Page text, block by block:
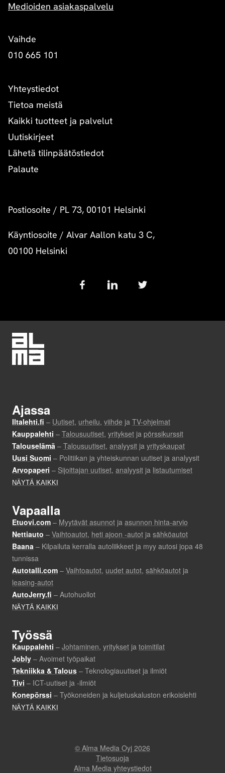
Medioiden asiakaspalvelu
Vaihde
010 665 101
Yhteystiedot
Tietoa meistä
Kaikki tuotteet ja palvelut
Uutiskirjeet
Lähetä tilinpäätöstiedot
Palaute
Postiosoite / PL 73, 00101 Helsinki
Käyntiosoite / Alvar Aallon katu 3 C,
00100 Helsinki